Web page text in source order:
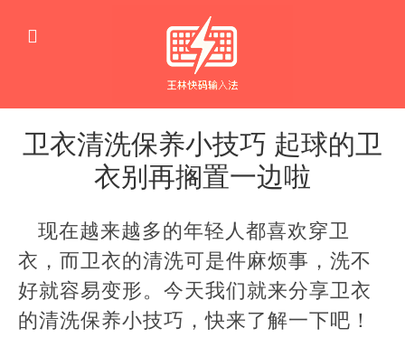
卫衣清洗保养小技巧 起球的卫
衣别再搁置一边啦
窍
门
现在越来越多的年轻人都喜欢穿卫
衣，而卫衣的清洗可是件麻烦事，洗不
好就容易变形。今天我们就来分享卫衣
的清洗保养小技巧，快来了解一下吧！